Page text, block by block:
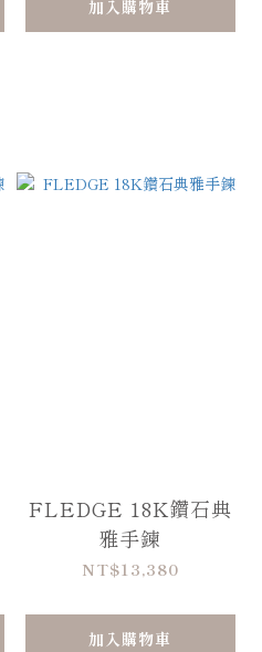
加入購物車
FLEDGE 18K鑽石典
雅手鍊
NT$13,380
加入購物車